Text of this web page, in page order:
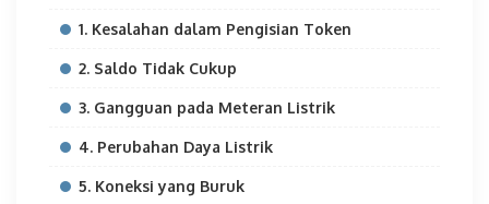
1. Kesalahan dalam Pengisian Token
2. Saldo Tidak Cukup
3. Gangguan pada Meteran Listrik
4. Perubahan Daya Listrik
5. Koneksi yang Buruk